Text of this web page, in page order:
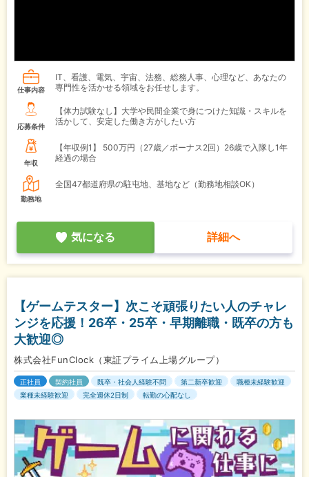
仕事内容
IT、看護、電気、宇宙、法務、総務人事、心理など、あなたの
専門性を活かせる領域をお任せします。
応募条件
【体力試験なし】大学や民間企業で身につけた知識・スキルを
活かして、安定した働き方がしたい方
年収
【年収例1】
500万円（27歳／ボーナス2回）26歳で入隊し1年
経過の場合
勤務地
全国47都道府県の駐屯地、基地など（勤務地相談OK）
気になる 詳細へ
【ゲームテスター】次こそ頑張りたい人のチャレ
ンジを応援！26卒・25卒・早期離職・既卒の方も
大歓迎◎
株式会社FunClock（東証プライム上場グループ）
正社員 契約社員 既卒・社会人経験不問 第二新卒歓迎
職種未経験歓迎
業種未経験歓迎
完全週休2日制 転勤の心配なし